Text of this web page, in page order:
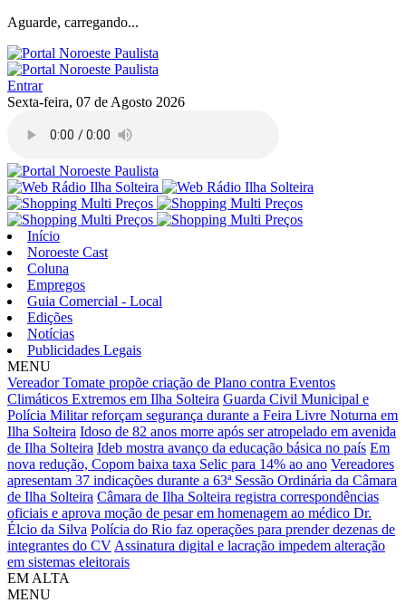
Aguarde, carregando...
Entrar
Sexta-feira, 07 de Agosto 2026
Início
Noroeste Cast
Coluna
Empregos
Guia Comercial - Local
Edições
Notícias
Publicidades Legais
MENU
Vereador Tomate propõe criação de Plano contra Eventos
Climáticos Extremos em Ilha Solteira Guarda Civil Municipal e
Polícia Militar reforçam segurança durante a Feira Livre Noturna em
Ilha Solteira Idoso de 82 anos morre após ser atropelado em avenida
de Ilha Solteira Ideb mostra avanço da educação básica no país Em
nova redução, Copom baixa taxa Selic para 14% ao ano Vereadores
apresentam 37 indicações durante a 63ª Sessão Ordinária da Câmara
de Ilha Solteira Câmara de Ilha Solteira registra correspondências
oficiais e aprova moção de pesar em homenagem ao médico Dr.
Élcio da Silva Polícia do Rio faz operações para prender dezenas de
integrantes do CV Assinatura digital e lacração impedem alteração
em sistemas eleitorais
EM ALTA
MENU